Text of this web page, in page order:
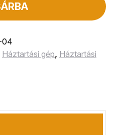
04
Háztartási gép, Háztartási